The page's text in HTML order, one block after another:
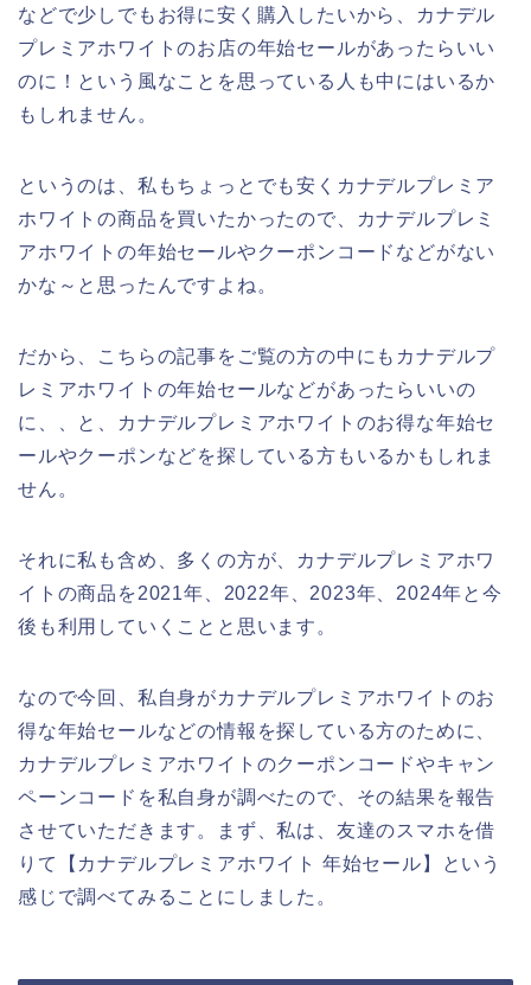
などで少しでもお得に安く購入したいから、カナデル
プレミアホワイトのお店の年始セールがあったらいい
のに！という風なことを思っている人も中にはいるか
もしれません。
というのは、私もちょっとでも安くカナデルプレミア
ホワイトの商品を買いたかったので、カナデルプレミ
アホワイトの年始セールやクーポンコードなどがない
かな～と思ったんですよね。
だから、こちらの記事をご覧の方の中にもカナデルプ
レミアホワイトの年始セールなどがあったらいいの
に、、と、カナデルプレミアホワイトのお得な年始セ
ールやクーポンなどを探している方もいるかもしれま
せん。
それに私も含め、多くの方が、カナデルプレミアホワ
イトの商品を2021年、2022年、2023年、2024年と今
後も利用していくことと思います。
なので今回、私自身がカナデルプレミアホワイトのお
得な年始セールなどの情報を探している方のために、
カナデルプレミアホワイトのクーポンコードやキャン
ペーンコードを私自身が調べたので、その結果を報告
させていただきます。まず、私は、友達のスマホを借
りて【カナデルプレミアホワイト 年始セール】という
感じで調べてみることにしました。